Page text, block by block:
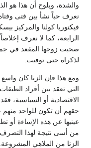
والشدة، ويلوح أن هذا هو
نعرف حباً نشأ بين فتى
الرابعة، كما لا نعرف
صحبت زوجها المقعد في
لذكراه حتى توفيت.
التي تعقد بين أفراد
الاقتصادية أو السياسية،
حقهم أن تكون للواحد
عينيها عن هذه الإساءة أو
من أسى نتيجة لهذا
الزنا من الملاهي